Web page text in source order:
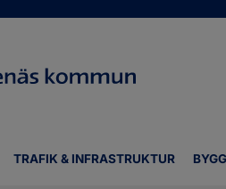
TRAFIK & INFRASTRUKTUR